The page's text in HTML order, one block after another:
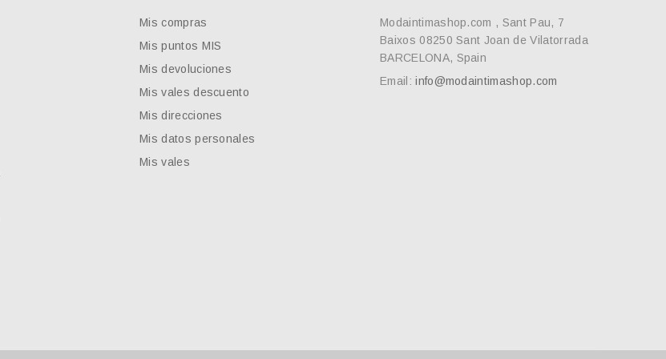
Mis compras
Mis puntos MIS
Mis devoluciones
Mis vales descuento
Mis direcciones
Mis datos personales
Mis vales
Modaintimashop.com , Sant Pau, 7
Baixos 08250 Sant Joan de Vilatorrada
BARCELONA, Spain
Email:info@modaintimashop.com